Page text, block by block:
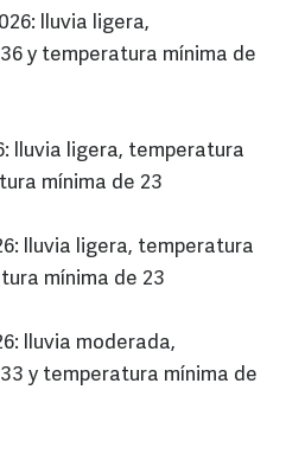
lluvia ligera,
y temperatura mínima de
lluvia ligera, temperatura
mínima de 23
lluvia ligera, temperatura
mínima de 23
lluvia moderada,
y temperatura mínima de